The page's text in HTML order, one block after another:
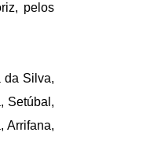
pelos
da Silva,
Setúbal,
Arrifana,